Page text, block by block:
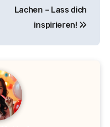
Lachen – Lass dich
inspirieren!